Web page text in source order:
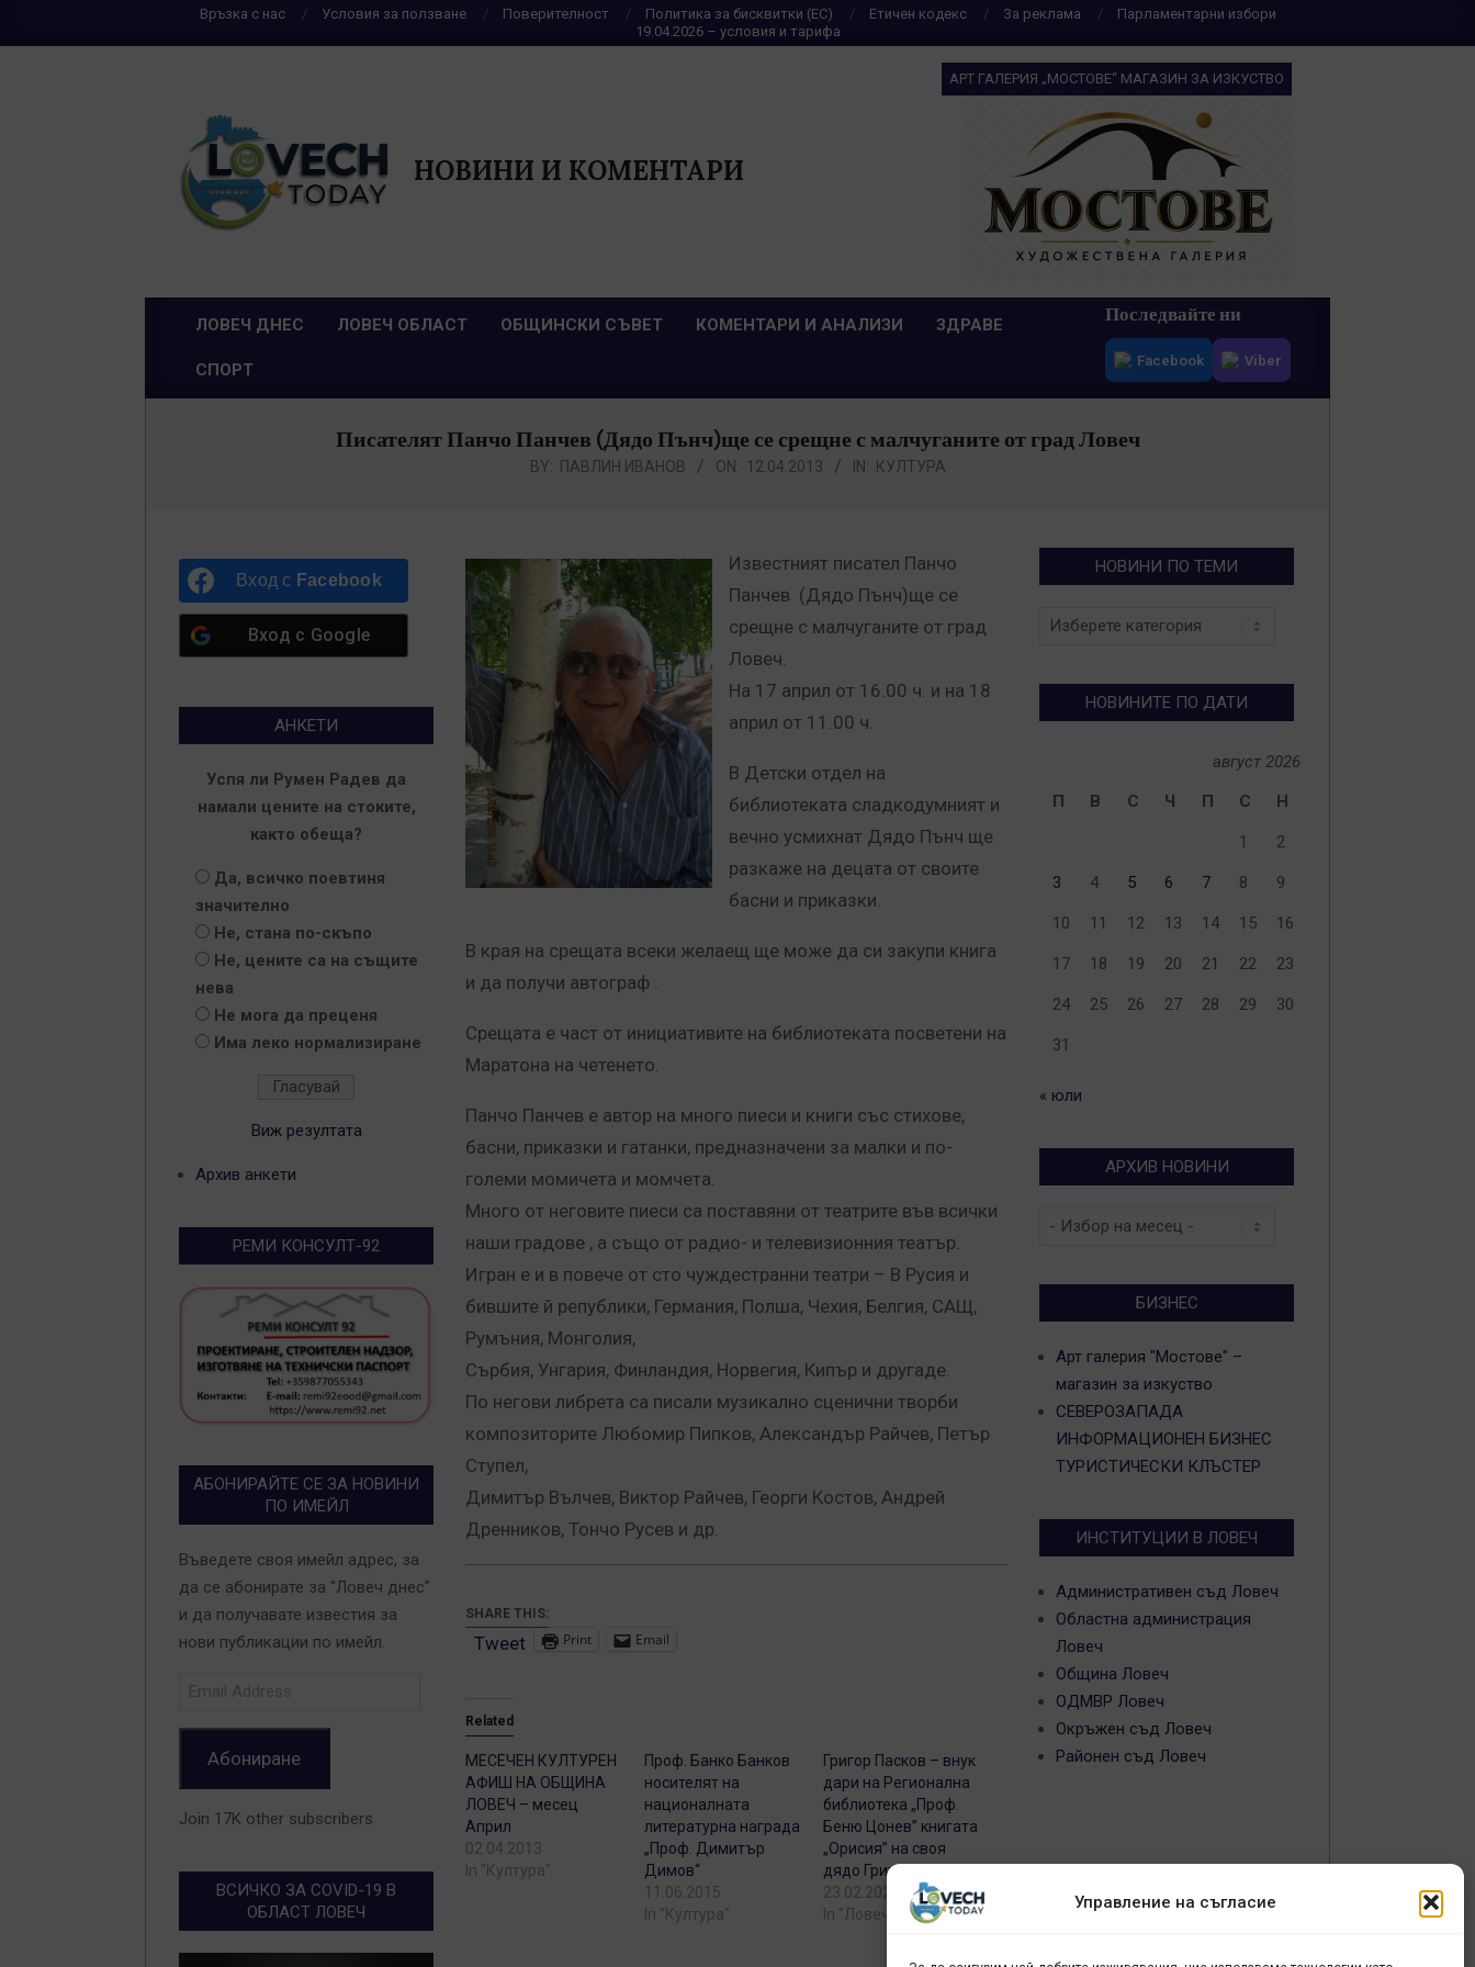
Управление на съгласие
Връзка с нас Условия за ползване Поверителност Политика за бисквитки (ЕС) Етичен кодекс За реклама
Парламентарни избори
19.04.2026 – условия и тарифа
НОВИНИ И КОМЕНТАРИ
АРТ ГАЛЕРИЯ „МОСТОВЕ“ МАГАЗИН ЗА ИЗКУСТВО
Primary
ЛОВЕЧ ДНЕС ЛОВЕЧ ОБЛАСТ ОБЩИНСКИ СЪВЕТ КОМЕНТАРИ И АНАЛИЗИ ЗДРАВЕ
СПОРТ
Последвайте ни
Facebook Viber
Писателят Панчо Панчев (Дядо Пънч)ще се срещне с малчуганите от град Ловеч
BY: ПАВЛИН ИВАНОВ ON: 12.04.2013 IN: КУЛТУРА
Известният писател Панчо
Панчев (Дядо Пънч)ще се
срещне с малчуганите от град
Ловеч.
На 17 април от 16.00 ч. и на 18
април от 11.00 ч.
В Детски отдел на
библиотеката сладкодумният и
вечно усмихнат Дядо Пънч ще
разкаже на децата от своите
басни и приказки.
В края на срещата всеки желаещ ще може да си закупи книга
и да получи автограф .
Срещата е част от инициативите на библиотеката посветени на
Маратона на четенето.
Панчо Панчев е автор на много пиеси и книги със стихове,
басни, приказки и гатанки, предназначени за малки и по-
големи момичета и момчета.
Много от неговите пиеси са поставяни от театрите във всички
наши градове , а също от радио- и телевизионния театър.
Игран е и в повече от сто чуждестранни театри – В Русия и
бившите й републики, Германия, Полша, Чехия, Белгия, САЩ,
Румъния, Монголия,
Сърбия, Унгария, Финландия, Норвегия, Кипър и другаде.
По негови либрета са писали музикално сценични творби
композиторите Любомир Пипков, Александър Райчев, Петър
Ступел,
Димитър Вълчев, Виктор Райчев, Георги Костов, Андрей
Дренников, Тончо Русев и др.
SHARE THIS:
Tweet Print Email
Related
МЕСЕЧЕН КУЛТУРЕН
АФИШ НА ОБЩИНА
ЛОВЕЧ – месец
Април
02.04.2013
In "Култура"
Проф. Банко Банков
носителят на
националната
литературна награда
„Проф. Димитър
Димов“
11.06.2015
In "Култура"
Григор Пасков – внук
дари на Регионална
библиотека „Проф.
Беню Цонев” книгата
„Орисия” на своя
дядо Григор Пасков
23.02.2023
In "Ловеч днес"
Вход с Facebook
Вход с Google
АНКЕТИ
Успя ли Румен Радев да
намали цените на стоките,
както обеща?
Да, всичко поевтиня
значително
Не, стана по-скъпо
Не, цените са на същите
нева
Не мога да преценя
Има леко нормализиране
Виж резултата
Архив анкети
РЕМИ КОНСУЛТ-92
АБОНИРАЙТЕ СЕ ЗА НОВИНИ
ПО ИМЕЙЛ
Въведете своя имейл адрес, за
да се абонирате за "Ловеч днес"
и да получавате известия за
нови публикации по имейл.
Абониране
Join 17K other subscribers
ВСИЧКО ЗА COVID-19 В
ОБЛАСТ ЛОВЕЧ
НОВИНИ ПО ТЕМИ
Новини
НОВИНИТЕ ПО ДАТИ
август 2026
П
В С Ч П С Н
1 2
3 4 5 6 7 8 9
10 11 12 13 14 15 16
17 18 19 20 21 22 23
24 25 26 27 28 29 30
31
« юли
АРХИВ НОВИНИ
Архив
БИЗНЕС
Арт галерия "Мостове" –
магазин за изкуство
СЕВЕРОЗАПАДА
ИНФОРМАЦИОНЕН БИЗНЕС
ТУРИСТИЧЕСКИ КЛЪСТЕР
ИНСТИТУЦИИ В ЛОВЕЧ
Административен съд Ловеч
Областна администрация
Ловеч
Община Ловеч
ОДМВР Ловеч
Окръжен съд Ловеч
Районен съд Ловеч